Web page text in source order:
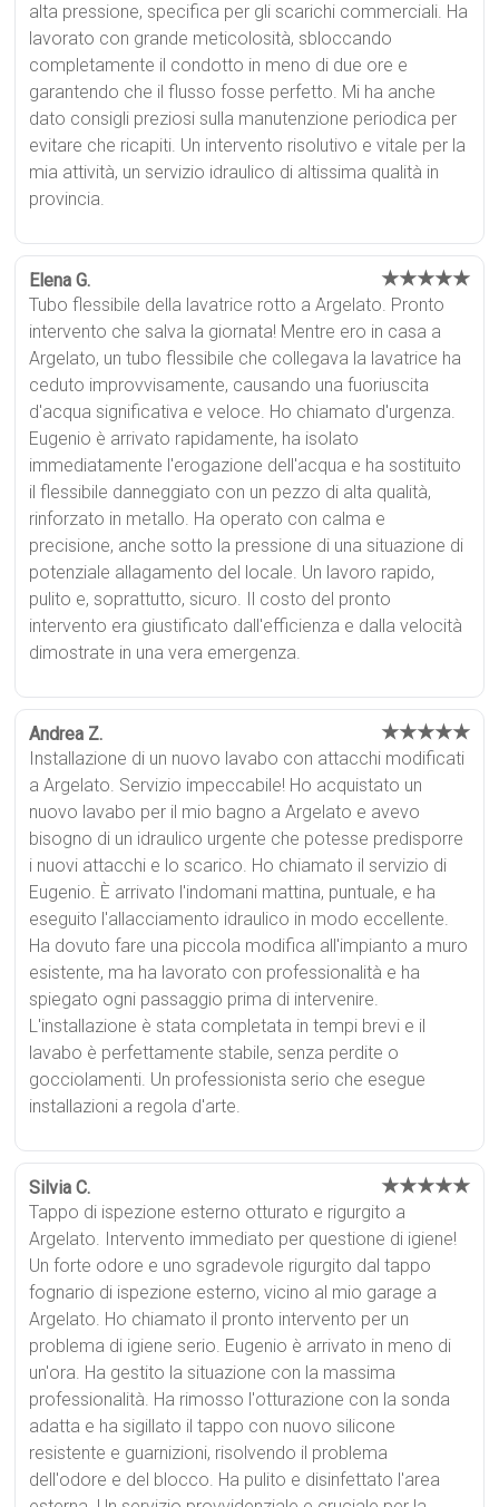
alta pressione, specifica per gli scarichi commerciali. Ha
lavorato con grande meticolosità, sbloccando
completamente il condotto in meno di due ore e
garantendo che il flusso fosse perfetto. Mi ha anche
dato consigli preziosi sulla manutenzione periodica per
evitare che ricapiti. Un intervento risolutivo e vitale per la
mia attività, un servizio idraulico di altissima qualità in
provincia.
Elena G. ★★★★★
Tubo flessibile della lavatrice rotto a Argelato. Pronto
intervento che salva la giornata! Mentre ero in casa a
Argelato, un tubo flessibile che collegava la lavatrice ha
ceduto improvvisamente, causando una fuoriuscita
d'acqua significativa e veloce. Ho chiamato d'urgenza.
Eugenio è arrivato rapidamente, ha isolato
immediatamente l'erogazione dell'acqua e ha sostituito
il flessibile danneggiato con un pezzo di alta qualità,
rinforzato in metallo. Ha operato con calma e
precisione, anche sotto la pressione di una situazione di
potenziale allagamento del locale. Un lavoro rapido,
pulito e, soprattutto, sicuro. Il costo del pronto
intervento era giustificato dall'efficienza e dalla velocità
dimostrate in una vera emergenza.
Andrea Z. ★★★★★
Installazione di un nuovo lavabo con attacchi modificati
a Argelato. Servizio impeccabile! Ho acquistato un
nuovo lavabo per il mio bagno a Argelato e avevo
bisogno di un idraulico urgente che potesse predisporre
i nuovi attacchi e lo scarico. Ho chiamato il servizio di
Eugenio. È arrivato l'indomani mattina, puntuale, e ha
eseguito l'allacciamento idraulico in modo eccellente.
Ha dovuto fare una piccola modifica all'impianto a muro
esistente, ma ha lavorato con professionalità e ha
spiegato ogni passaggio prima di intervenire.
L'installazione è stata completata in tempi brevi e il
lavabo è perfettamente stabile, senza perdite o
gocciolamenti. Un professionista serio che esegue
installazioni a regola d'arte.
Silvia C. ★★★★★
Tappo di ispezione esterno otturato e rigurgito a
Argelato. Intervento immediato per questione di igiene!
Un forte odore e uno sgradevole rigurgito dal tappo
fognario di ispezione esterno, vicino al mio garage a
Argelato. Ho chiamato il pronto intervento per un
problema di igiene serio. Eugenio è arrivato in meno di
un'ora. Ha gestito la situazione con la massima
professionalità. Ha rimosso l'otturazione con la sonda
adatta e ha sigillato il tappo con nuovo silicone
resistente e guarnizioni, risolvendo il problema
dell'odore e del blocco. Ha pulito e disinfettato l'area